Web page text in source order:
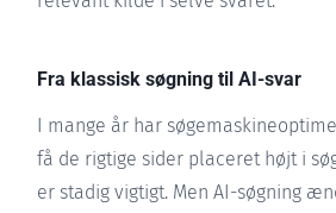
Fra klassisk søgning til AI-svar
I mange år har
få de rigtige sider placeret højt i
er stadig vigtigt. Men AI-søgning